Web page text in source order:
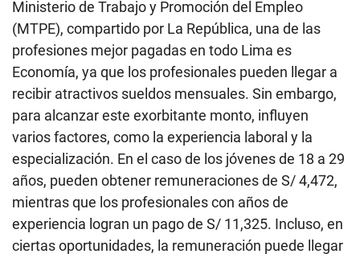
Ministerio de Trabajo y Promoción del Empleo
(MTPE), compartido por La República, una de las
profesiones mejor pagadas en todo Lima es
Economía, ya que los profesionales pueden llegar a
recibir atractivos sueldos mensuales. Sin embargo,
para alcanzar este exorbitante monto, influyen
varios factores, como la experiencia laboral y la
especialización. En el caso de los jóvenes de 18 a 29
años, pueden obtener remuneraciones de S/ 4,472,
mientras que los profesionales con años de
experiencia logran un pago de S/ 11,325. Incluso, en
ciertas oportunidades, la remuneración puede llegar